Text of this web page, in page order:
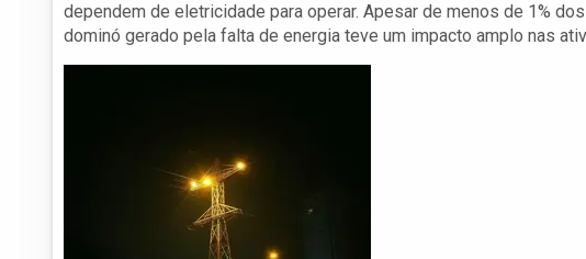
dependem de eletricidade para operar. Apesar de menos de 1%
dominó gerado pela falta de energia teve um impacto amplo nas